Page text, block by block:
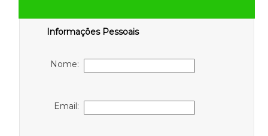
Informações Pessoais
Nome:
Email: